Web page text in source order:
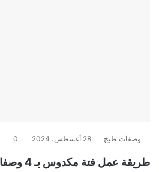
وصفات طبخ 28 أغسطس، 2024 0
طريقة عمل فتة مكدوس بـ 4 وصفات